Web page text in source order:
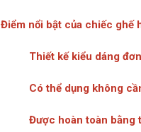
Điểm nổi bật của chiếc ghế
Thiết kế kiểu dáng
Có thể dụng không
Được hoàn toàn bằng